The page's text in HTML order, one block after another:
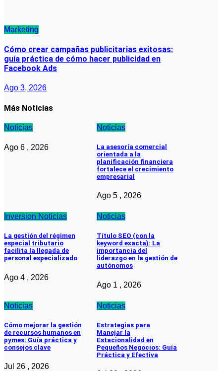
Marketing
Cómo crear campañas publicitarias exitosas:
guía práctica de cómo hacer publicidad en
Facebook Ads
Ago 3, 2026
Más Noticias
Noticias
Ago 6 , 2026
Noticias
La asesoría comercial
orientada a la
planificación financiera
fortalece el crecimiento
empresarial
Ago 5 , 2026
Inversion Noticias
La gestión del régimen
especial tributario
facilita la llegada de
personal especializado
Ago 4 , 2026
Noticias
Título SEO (con la
keyword exacta): La
importancia del
liderazgo en la gestión de
autónomos
Ago 1 , 2026
Noticias
Cómo mejorar la gestión
de recursos humanos en
pymes: Guía práctica y
consejos clave
Jul 26 , 2026
Noticias
Estrategias para
Manejar la
Estacionalidad en
Pequeños Negocios: Guía
Práctica y Efectiva